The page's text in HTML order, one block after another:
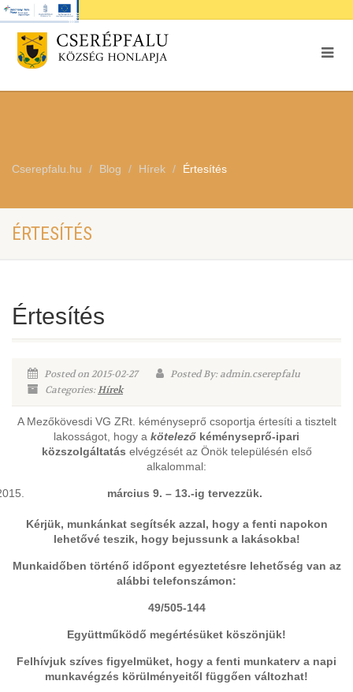
Cserepfalu.hu Blog Hírek Értesítés
ÉRTESÍTÉS
Értesítés
Posted on 2015-02-27
Posted By: admin.cserepfalu
Categories:Hírek
A Mezőkövesdi VG ZRt. kéményseprő csoportja értesíti a tisztelt
lakosságot, hogy a kötelező kéményseprő-ipari
közszolgáltatás elvégzését az Önök településén első
alkalommal:
március 9. – 13.-ig tervezzük.
Kérjük, munkánkat segítsék azzal, hogy a fenti napokon
lehetővé teszik, hogy bejussunk a lakásokba!
Munkaidőben történő időpont egyeztetésre lehetőség van az
alábbi telefonszámon:
49/505-144
Együttműködő megértésüket köszönjük!
Felhívjuk szíves figyelmüket, hogy a fenti munkaterv a napi
munkavégzés körülményeitől függően változhat!